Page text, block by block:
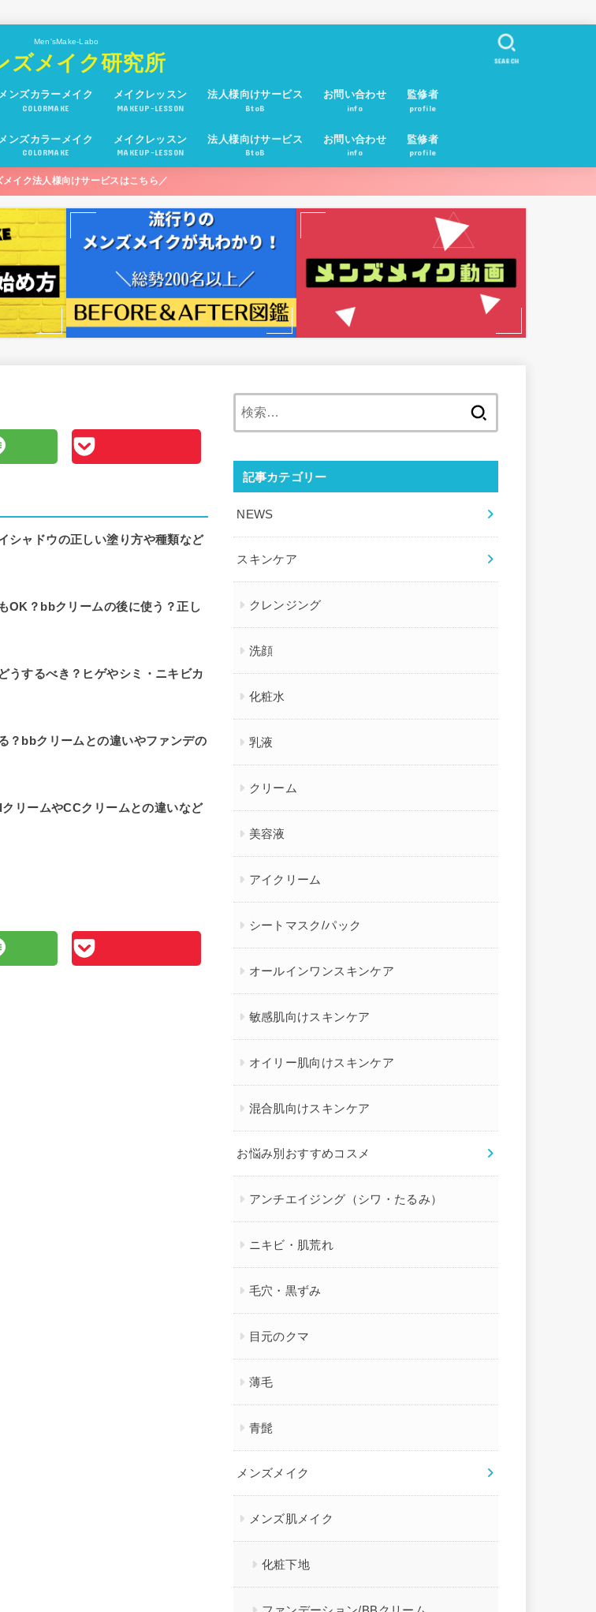
Men'sMake-Labo
ズメイク研究所
メンズカラーメイク
COLORMAKE
メイクレッスン
MAKEUP-LESSON
法人様向けサービス
BtoB
お問い合わせ
info
監修者
profile
メンズカラーメイク
COLORMAKE
メイクレッスン
MAKEUP-LESSON
法人様向けサービス
BtoB
お問い合わせ
info
監修者
profile
SEARCH
メイク法人様向けサービスはこちら／
シャドウの正しい塗り方や種類など
OK？bbクリームの後に使う？正し
うするべき？ヒゲやシミ・ニキビカ
？bbクリームとの違いやファンデの
リームやCCクリームとの違いなど
記事カテゴリー
NEWS
スキンケア
クレンジング
洗顔
化粧水
乳液
クリーム
美容液
アイクリーム
シートマスク/パック
オールインワンスキンケア
敏感肌向けスキンケア
オイリー肌向けスキンケア
混合肌向けスキンケア
お悩み別おすすめコスメ
アンチエイジング（シワ・たるみ）
ニキビ・肌荒れ
毛穴・黒ずみ
目元のクマ
薄毛
青髭
メンズメイク
メンズ肌メイク
化粧下地